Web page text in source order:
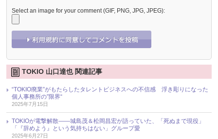
Select an image for your comment (GIF, PNG, JPG, JPEG):
TOKIO 山口達也 関連記事
“TOKIO廃業”がもたらしたタレントビジネスへの不信感 浮き彫りになった
個人事務所の”限界“
2025年7月15日
TOKIOが電撃解散――城島茂＆松岡昌宏が語っていた、「死ぬまで現役」
「『辞めよう』という気持ちはない」グループ愛
2025年6月27日